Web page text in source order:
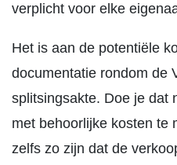
verplicht voor elke
Het is aan de potentiële
documentatie rondom de
splitsingsakte. Doe je dat
met behoorlijke kosten te
zelfs zo zijn dat de